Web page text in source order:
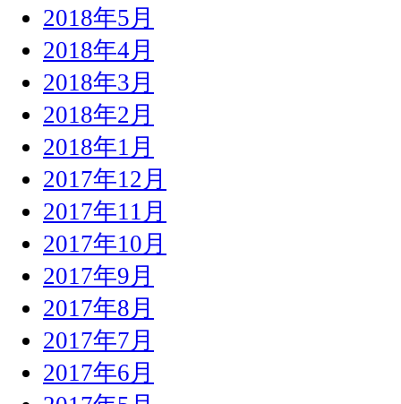
2018年5月
2018年4月
2018年3月
2018年2月
2018年1月
2017年12月
2017年11月
2017年10月
2017年9月
2017年8月
2017年7月
2017年6月